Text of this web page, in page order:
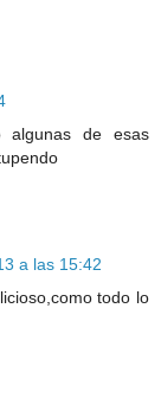
de esas
a las 15:42
todo lo